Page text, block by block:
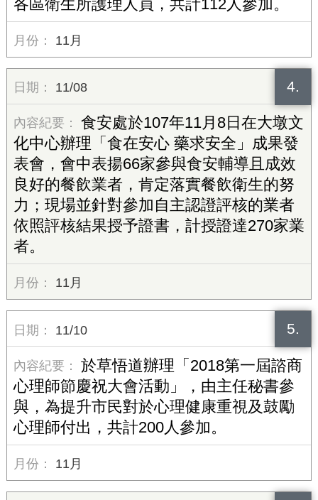
各區衛生所護理人員，共計112人參加。
11月
4.
11/08
食安處於107年11月8日在大墩文
化中心辦理「食在安心 藥求安全」成果發
表會，會中表揚66家參與食安輔導且成效
良好的餐飲業者，肯定落實餐飲衛生的努
力；現場並針對參加自主認證評核的業者
依照評核結果授予證書，計授證達270家業
者。
11月
5.
11/10
於草悟道辦理「2018第一屆諮商
心理師節慶祝大會活動」，由主任秘書參
與，為提升市民對於心理健康重視及鼓勵
心理師付出，共計200人參加。
11月